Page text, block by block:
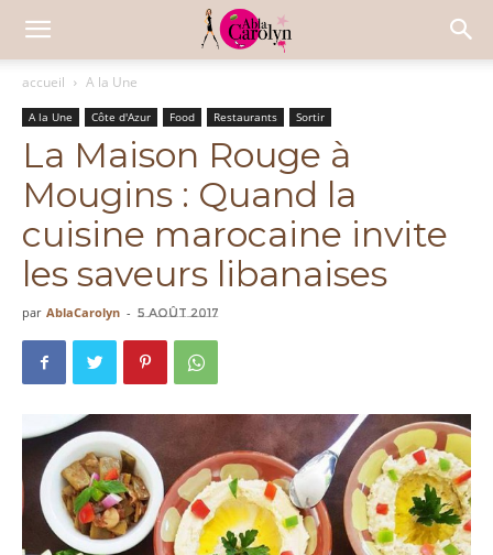
accueil A la Une
A la Une Côte d'Azur Food Restaurants Sortir
La Maison Rouge à
Mougins : Quand la
cuisine marocaine invite
les saveurs libanaises
par AblaCarolyn - 5 août 2017